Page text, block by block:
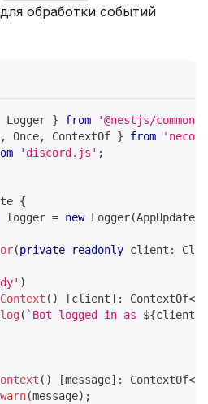
обработки событий
Logger } from '@nestjs/common'
, Once, ContextOf } from
'discord.js' ;
{
logger = new Logger(AppUpdate
(private readonly client :
)
Context ( ) [client] : ContextOf<
log( ` Bot logged in as ${client
( ) [message] : ContextOf<
warn(message) ;